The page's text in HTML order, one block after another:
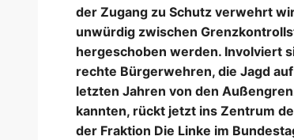
der Zugang zu Schutz verwehrt
unwürdig zwischen
hergeschoben werden. Involviert
rechte Bürgerwehren, die Jagd
letzten Jahren von den
kannten, rückt jetzt ins Zentrum
der Fraktion Die Linke im